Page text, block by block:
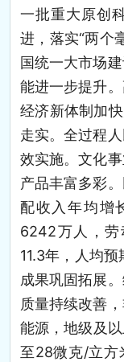
一批重大原创
进，落实“两个
国统一大市场
能进一步提升
经济新体制加
走实。全过程
效实施。文化
产品丰富多彩
配收入年均增
6242万人，劳
11.3年，人均
成果巩固拓展
质量持续改善
能源，地级及
至28微克/立方